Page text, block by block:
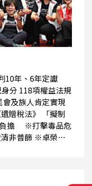
10年、6年定讞
分 118項權益法規
及族人肯定實現
稅法》 「擬制
負擔 ※打擊毒品危
非普篩 ※卓榮